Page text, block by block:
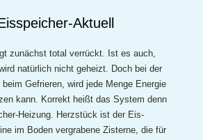
Aktuell
zunächst total verrückt. Ist es auch,
natürlich nicht geheizt. Doch bei der
Gefrieren, wird jede Menge Energie
kann. Korrekt heißt das System denn
Heizung. Herzstück ist der Eis-
im Boden vergrabene Zisterne, die für